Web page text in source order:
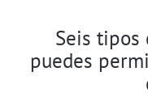
Seis tipos
puedes